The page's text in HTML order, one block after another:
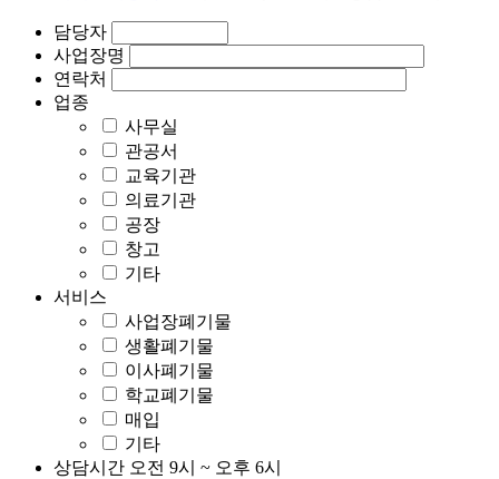
이전이나 폐기 계획이 있으시다면,
지금 바로 전문가그룹 에이젯
에이젯의 차별화된 서비스 를 만나보실 수 있습니다.
담당자
사업장명
연락처
업종
사무실
관공서
교육기관
의료기관
공장
창고
기타
서비스
사업장폐기물
생활폐기물
이사폐기물
학교폐기물
매입
기타
상담시간 오전 9시 ~ 오후 6시